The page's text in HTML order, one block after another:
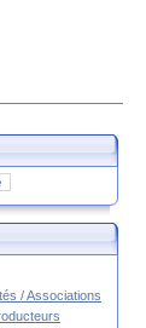
/ Associations